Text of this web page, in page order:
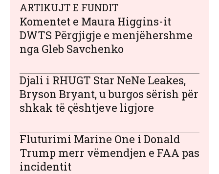
ARTIKUJT E FUNDIT
Komentet e Maura Higgins-it
DWTS Përgjigje e menjëhershme
nga Gleb Savchenko
Djali i RHUGT Star NeNe Leakes,
Bryson Bryant, u burgos sërish për
shkak të çështjeve ligjore
Fluturimi Marine One i Donald
Trump merr vëmendjen e FAA pas
incidentit